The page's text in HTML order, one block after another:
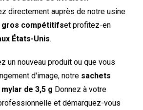
directement auprès de notre usine
gros compétitifset profitez-en
États-Unis.
un nouveau produit ou que vous
d'image, notre sachets
de 3,5 g Donnez à votre
et démarquez-vous